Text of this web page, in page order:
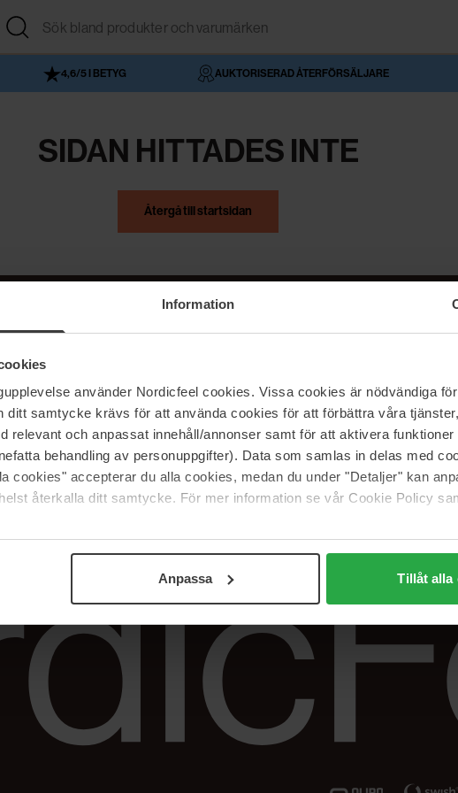
Information
använder Nordicfeel cookies. Vissa cookies är nödvändiga
ditt samtycke krävs för att använda cookies för att förbättra våra
relevant och anpassat innehåll/annonser samt för att aktivera
behandling av personuppgifter). Data som samlas in delas med
cookies" accepterar du alla cookies, medan du under "Detaljer" kan
återkalla ditt samtycke. För mer information se vår Cookie Policy
Anpassa Tillåt alla
4,6/5 I BETYG AUKTORISERAD ÅTERFÖRSÄLJARE
SIDAN HITTADES INTE
Återgå till startsidan
NordicFeel
Vår butik
Våra varumärken
Jobba hos oss
Samarbeta med oss
The Beauty Edit
Hjälp
FAQ
Spåra min beställning
Returer &
reklamationer